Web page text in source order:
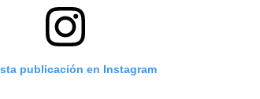
publicación en Instagram